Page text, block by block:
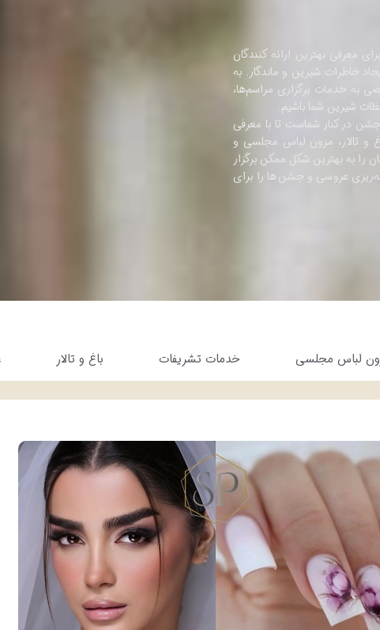
معرفی بهترین ارائه کنندگان
خاطرات شیرین و ماندگار. به
به خدمات برگزاری مراسم‌ها،
شیرین شما باشیم.
در کنار شماست تا با معرفی
و تالار، مزون لباس مجلسی و
را به بهترین شکل ممکن برگزار
عروسی و جشن‌ها را برای
لباس مجلسی خدمات تشریفات باغ و تالار